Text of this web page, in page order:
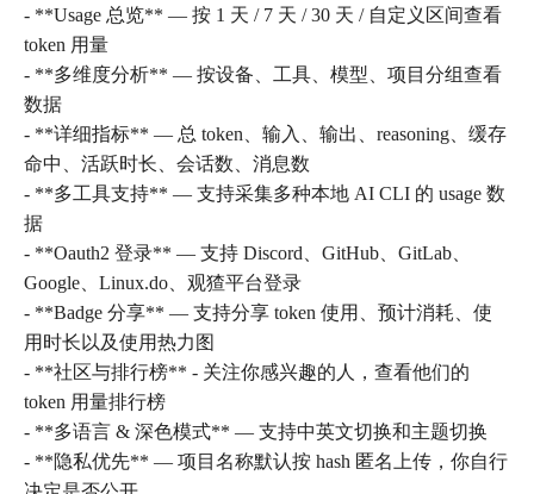
- **Usage 总览** — 按 1 天 / 7 天 / 30 天 / 自定义区间查看
token 用量
- **多维度分析** — 按设备、工具、模型、项目分组查看
数据
- **详细指标** — 总 token、输入、输出、reasoning、缓存
命中、活跃时长、会话数、消息数
- **多工具支持** — 支持采集多种本地 AI CLI 的 usage 数
据
- **Oauth2 登录** — 支持 Discord、GitHub、GitLab、
Google、Linux.do、观猹平台登录
- **Badge 分享** — 支持分享 token 使用、预计消耗、使
用时长以及使用热力图
- **社区与排行榜** - 关注你感兴趣的人，查看他们的
token 用量排行榜
- **多语言 & 深色模式** — 支持中英文切换和主题切换
- **隐私优先** — 项目名称默认按 hash 匿名上传，你自行